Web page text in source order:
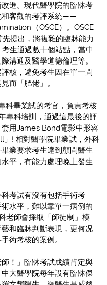
進。現代醫學院的臨牀考
和客觀的考評系統——
（OSCE）。OSCE
提出，將複雜的臨牀能力
生通過數十個站點，當中
溝通及醫學道德倫理等。
核，避免考生因在單一問
而「肥佬」。
科畢業試的考官，負責考核
專科培訓，通過這最後的評
用James Bond電影中形容
! 相對醫學院畢業試，外科
業要求考生達到顧問醫生
平，有能力處理晚上發生
考試有沒有包括手術考
水平，難以靠單一病例的
老師會採取「師徒制」模
和臨牀判斷表現，更何况
術考核的案例。
！」臨牀考試成績肯定與
大醫學院每年設有臨牀傑